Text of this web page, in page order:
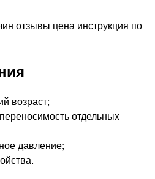
возраст;
отдельных
давление;